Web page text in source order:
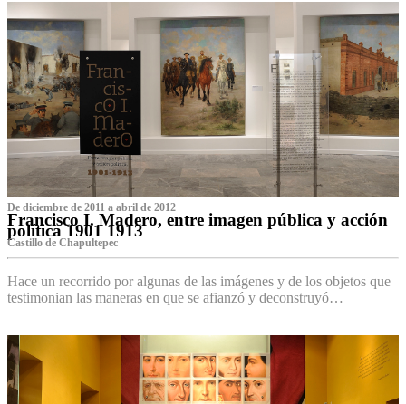
De diciembre de 2011 a abril de 2012
Francisco I. Madero, entre imagen pública y acción
política 1901 1913
Castillo de Chapultepec
Hace un recorrido por algunas de las imágenes y de los objetos que
testimonian las maneras en que se afianzó y deconstruyó…